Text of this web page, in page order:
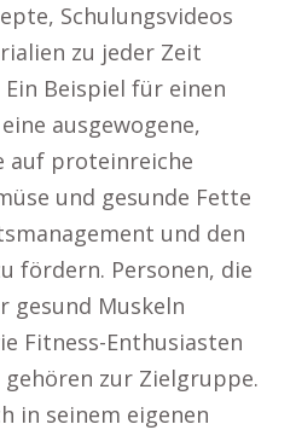
Schulungsvideos
zu jeder Zeit
Beispiel für einen
ausgewogene,
auf proteinreiche
und gesunde Fette
und den
fördern. Personen, die
gesund Muskeln
Fitness-Enthusiasten
zur Zielgruppe.
in seinem eigenen